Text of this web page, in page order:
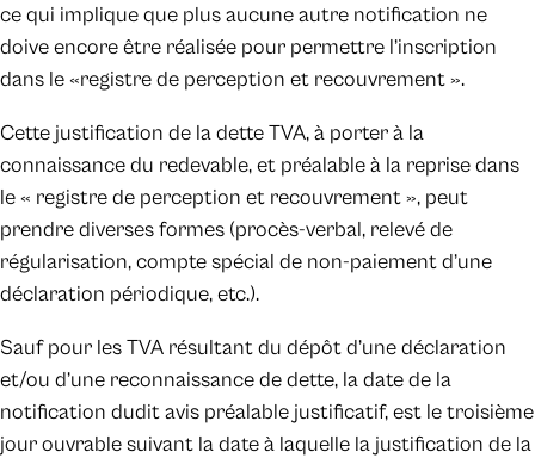
ce qui implique que plus aucune autre notification ne
doive encore être réalisée pour permettre l’inscription
dans le «registre de perception et recouvrement ».
Cette justification de la dette TVA, à porter à la
connaissance du redevable, et préalable à la reprise dans
le « registre de perception et recouvrement », peut
prendre diverses formes (procès-verbal, relevé de
régularisation, compte spécial de non-paiement d’une
déclaration périodique, etc.).
Sauf pour les TVA résultant du dépôt d’une déclaration
et/ou d’une reconnaissance de dette, la date de la
notification dudit avis préalable justificatif, est le troisième
jour ouvrable suivant la date à laquelle la justification de la